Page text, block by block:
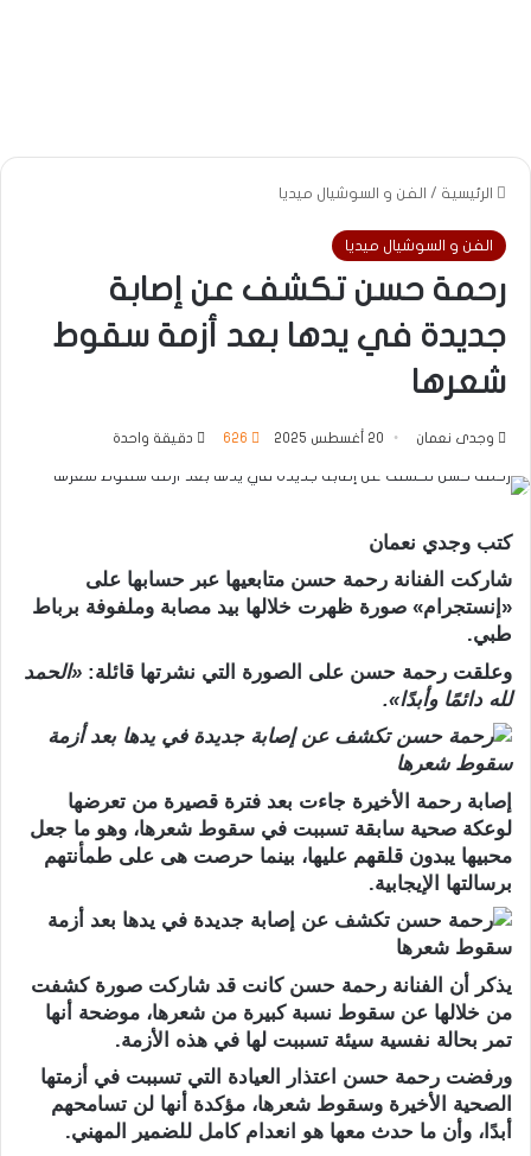
الرئيسية / الفن و السوشيال ميديا
الفن و السوشيال ميديا
رحمة حسن تكشف عن إصابة
جديدة في يدها بعد أزمة سقوط
شعرها
وجدى نعمان 20 أغسطس 2025 626 دقيقة واحدة
كتب وجدي نعمان
شاركت الفنانة رحمة حسن متابعيها عبر حسابها على
«إنستجرام» صورة ظهرت خلالها بيد مصابة وملفوفة برباط
طبي.
وعلقت رحمة حسن على الصورة التي نشرتها قائلة: «الحمد
لله دائمًا وأبدًا».
إصابة رحمة الأخيرة جاءت بعد فترة قصيرة من تعرضها
لوعكة صحية سابقة تسببت في سقوط شعرها، وهو ما جعل
محبيها يبدون قلقهم عليها، بينما حرصت هى على طمأنتهم
برسالتها الإيجابية.
يذكر أن الفنانة رحمة حسن كانت قد شاركت صورة كشفت
من خلالها عن سقوط نسبة كبيرة من شعرها، موضحة أنها
تمر بحالة نفسية سيئة تسببت لها في هذه الأزمة.
ورفضت رحمة حسن اعتذار العيادة التي تسببت في أزمتها
الصحية الأخيرة وسقوط شعرها، مؤكدة أنها لن تسامحهم
أبدًا، وأن ما حدث معها هو انعدام كامل للضمير المهني.